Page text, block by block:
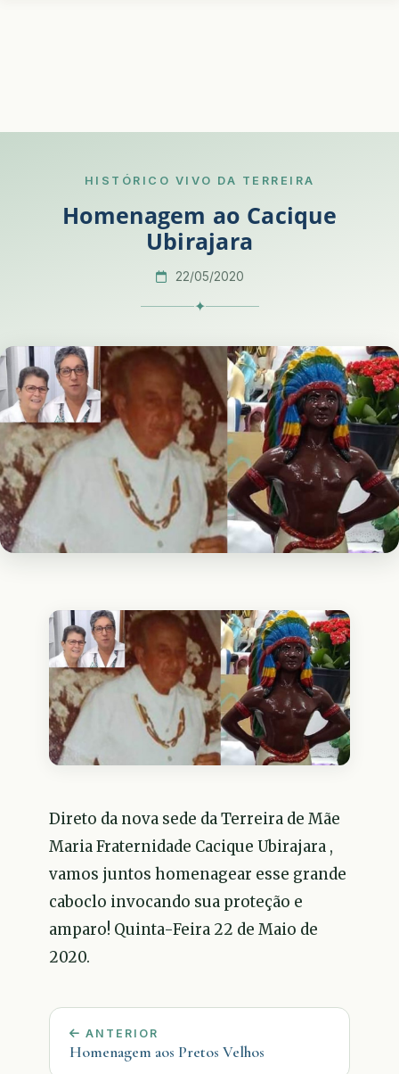
HISTÓRICO VIVO DA TERREIRA
Homenagem ao Cacique
Ubirajara
22/05/2020
✦
Direto da nova sede da Terreira de Mãe
Maria Fraternidade Cacique Ubirajara ,
vamos juntos homenagear esse grande
caboclo invocando sua proteção e
amparo! Quinta-Feira 22 de Maio de
2020.
ANTERIOR
Homenagem aos Pretos Velhos